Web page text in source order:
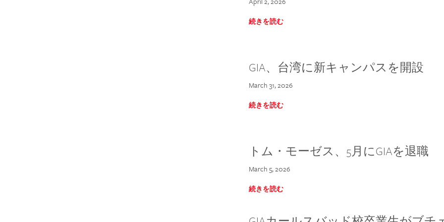
続きを読む
GIA、台湾に新キャンパスを開設
March 31, 2026
続きを読む
トム・モーゼス、5月にGIAを退職
March 5, 2026
続きを読む